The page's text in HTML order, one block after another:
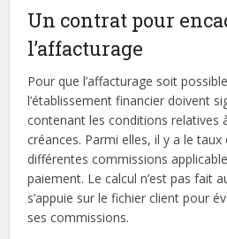
Un contrat pour
l’affacturage
Pour que l’affacturage soit
l’établissement financier doivent
contenant les conditions relatives
créances. Parmi elles, il y a le
différentes commissions
paiement. Le calcul n’est pas fait
s’appuie sur le fichier client pour
ses commissions.